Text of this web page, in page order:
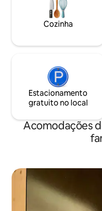
Cozinha
Estacionamento
gratuito no local
Acomodações